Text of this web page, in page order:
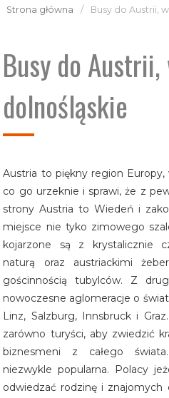
Strona główna / Busy do Austrii,
Busy do
dolnośląskie
Austria to piękny region
co go urzeknie i sprawi, że z
strony Austria to Wiedeń i
miejsce nie tyko zimowego
kojarzone są z krystalicznie
naturą oraz austriackimi
gościnnością tubylców. Z
nowoczesne aglomeracje o
Linz, Salzburg, Innsbruck i
zarówno turyści, aby zwiedzić
biznesmeni z całego
niezwykle popularna. Polacy
odwiedzać rodzinę i znajomych